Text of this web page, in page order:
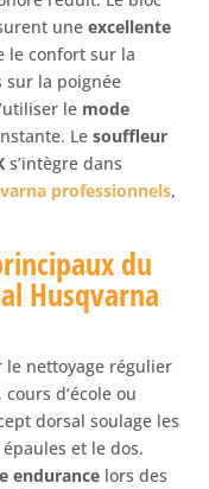
une excellente
le confort sur la
sur la poignée
le mode
Le souffleur
s’intègre dans
professionnels,
du
Husqvarna
le nettoyage régulier
d’école ou
dorsal soulage les
et le dos.
endurance lors des